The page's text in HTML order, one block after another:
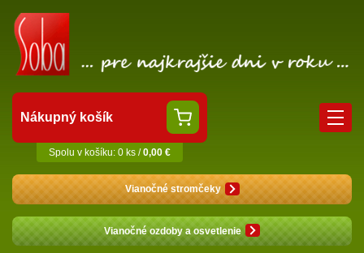
Nákupný košík
Spolu v košíku: 0 ks /0,00 €
Vianočné stromčeky
Vianočné ozdoby a osvetlenie